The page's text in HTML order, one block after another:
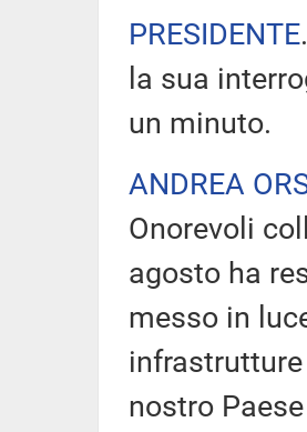
PRESIDENTE
la sua
un minuto.
ANDREA
Onorevoli
agosto ha
messo in
nostro